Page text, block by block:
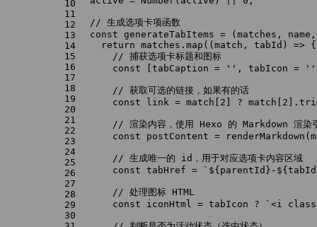
10
11
12
13
14
15
16
17
18
19
20
21
22
23
24
25
26
27
28
29
30
// 生成选项卡项函数
const generateTabItems = ( matches,
return matches. map ( ( match, tabId ) => {
// 捕获选项卡标题和图标
const [tabCaption = '' , tabIcon = ''
// 获取可选的链接，如果有的话
const link = match[ 2 ] ? match[ 2 ].
// 渲染内容，使用 Hexo 的 Markdown 渲染
const postContent = renderMarkdown
// 生成唯一的 id，用于对应选项卡内容区域
const tabHref = ` ${parentId} -
// 处理图标 HTML
const iconHtml = tabIcon ? `<i